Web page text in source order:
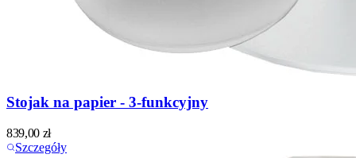
Stojak na papier - 3-funkcyjny
839,00 zł
Szczegóły